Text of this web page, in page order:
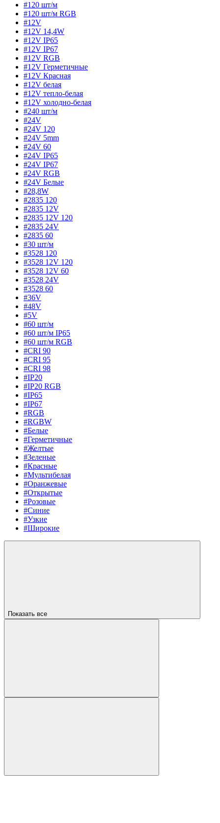
#120 шт/м
#120 шт/м RGB
#12V
#12V 14,4W
#12V IP65
#12V IP67
#12V RGB
#12V Герметичные
#12V Красная
#12V белая
#12V тепло-белая
#12V холодно-белая
#240 шт/м
#24V
#24V 120
#24V 5mm
#24V 60
#24V IP65
#24V IP67
#24V RGB
#24V Белые
#28,8W
#2835 120
#2835 12V
#2835 12V 120
#2835 24V
#2835 60
#30 шт/м
#3528 120
#3528 12V 120
#3528 12V 60
#3528 24V
#3528 60
#36V
#48V
#5V
#60 шт/м
#60 шт/м IP65
#60 шт/м RGB
#CRI 90
#CRI 95
#CRI 98
#IP20
#IP20 RGB
#IP65
#IP67
#RGB
#RGBW
#Белые
#Герметичные
#Желтые
#Зеленые
#Красные
#Мультибелая
#Оранжевые
#Открытые
#Розовые
#Синие
#Узкие
#Широкие
Показать все